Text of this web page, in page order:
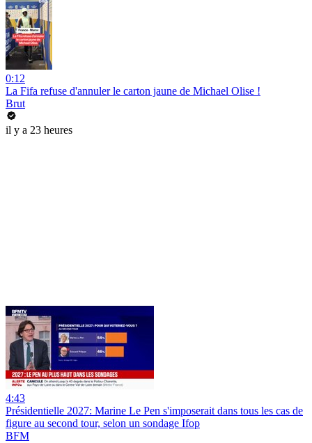
0:12
La Fifa refuse d'annuler le carton jaune de Michael Olise !
Brut
il y a 23 heures
4:43
Présidentielle 2027: Marine Le Pen s'imposerait dans tous les cas de
figure au second tour, selon un sondage Ifop
BFM